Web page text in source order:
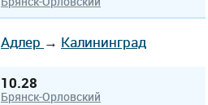
Адлер → Калининград
10.28
Брянск-Орловский